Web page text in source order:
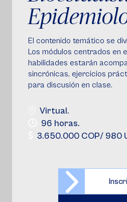
El contenido temático se
Los módulos centrados en
habilidades estarán
sincrónicas, ejercicios
para discusión en clase.
96 horas.
Virtual.
3.650.000 COP/ 980